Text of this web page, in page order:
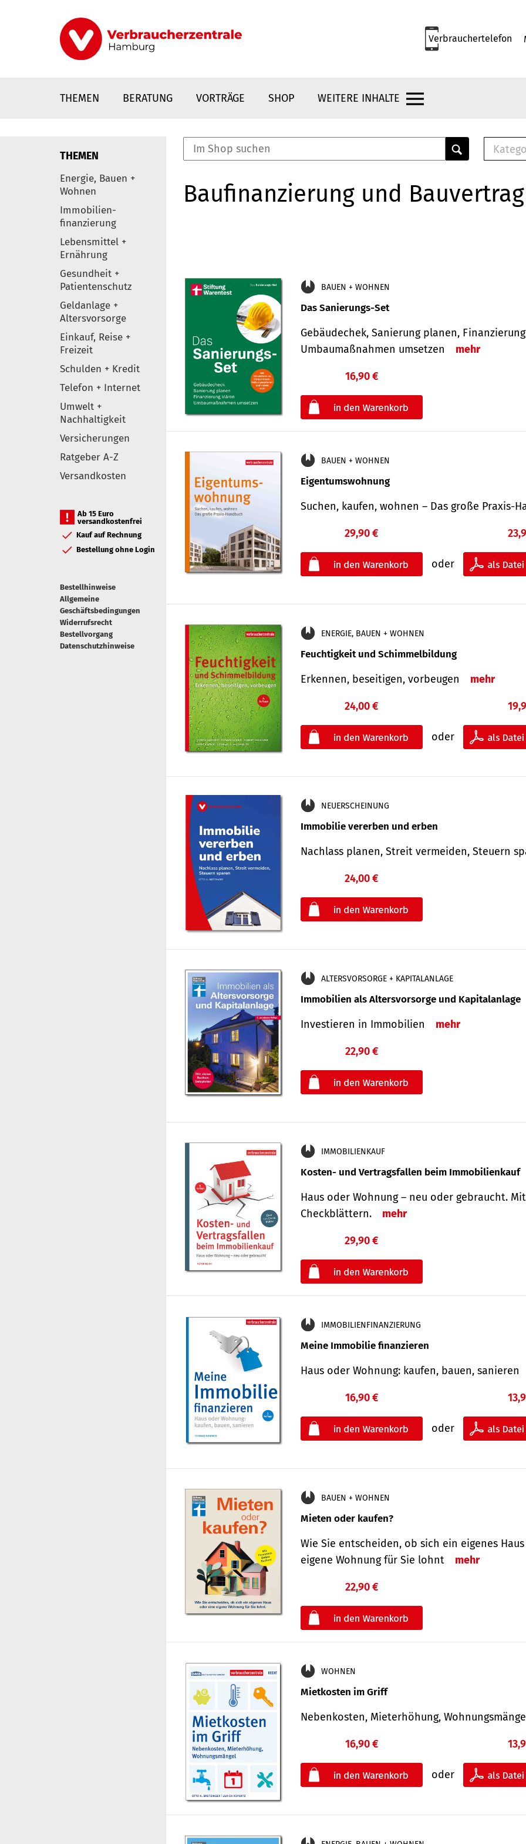
Verbrauchertelefon
THEMEN BERATUNG VORTRÄGE SHOP WEITERE INHALTE
Elemente
THEMEN
Energie, Bauen +
Wohnen
Immobilien-
finanzierung
Lebensmittel +
Ernährung
Gesundheit +
Patientenschutz
Geldanlage +
Altersvorsorge
Einkauf, Reise +
Freizeit
Schulden + Kredit
Telefon + Internet
Umwelt +
Nachhaltigkeit
Versicherungen
Ratgeber A-Z
Versandkosten
Ab 15 Euro
versandkostenfrei
Kauf auf Rechnung
Bestellung ohne Login
Bestellhinweise
Allgemeine
Geschäftsbedingungen
Widerrufsrecht
Bestellvorgang
Datenschutzhinweise
E-
Baufinanzierung und Bauvertrag
BAUEN + WOHNEN
Das Sanierungs-Set
Gebäudechek, Sanierung planen,
Umbaumaßnahmen umsetzen
mehr
16,90 €
BAUEN + WOHNEN
Eigentumswohnung
Suchen, kaufen, wohnen – Das große Praxis-
29,90 €
oder
ENERGIE, BAUEN + WOHNEN
Feuchtigkeit und Schimmelbildung
Erkennen, beseitigen, vorbeugen mehr
24,00 €
oder
NEUERSCHEINUNG
Immobilie vererben und erben
Nachlass planen, Streit vermeiden, Steuern
24,00 €
ALTERSVORSORGE + KAPITALANLAGE
Immobilien als Altersvorsorge und Kapitalanlage
Investieren in Immobilien mehr
22,90 €
IMMOBILIENKAUF
Kosten- und Vertragsfallen beim Immobilienkauf
Haus oder Wohnung – neu oder gebraucht.
Check­blättern.
mehr
29,90 €
IMMOBILIENFINANZIERUNG
Meine Immobilie finanzieren
Haus oder Wohnung: kaufen, bauen, sanieren
16,90 €
oder
BAUEN + WOHNEN
Mieten oder kaufen?
Wie Sie entscheiden, ob sich ein eigenes
eigene Wohnung für Sie lohnt
mehr
22,90 €
WOHNEN
Mietkosten im Griff
Nebenkosten, Mieterhöhung,
16,90 €
oder